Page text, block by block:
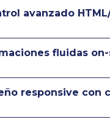
avanzado
fluidas
responsive con